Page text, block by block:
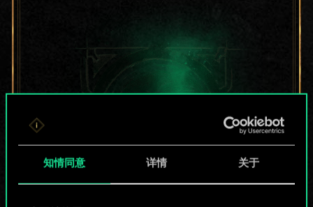
知情同意 详情 关于